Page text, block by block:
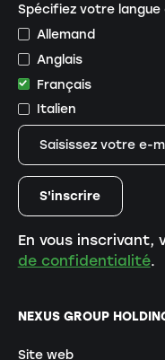
NEXUS GROUP
Site web
Spécifiez votre
Allemand
Anglais
Français
Italien
En vous inscrivant,
de confidentialité.